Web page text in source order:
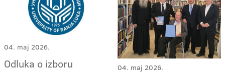
04. maj 2026.
Odluka o izboru
04. maj 2026.